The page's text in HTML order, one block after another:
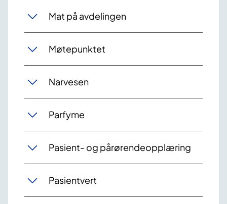
Mat på avdelingen
Møtepunktet
Narvesen
Parfyme
Pasient- og pårørendeopplæring
Pasientvert